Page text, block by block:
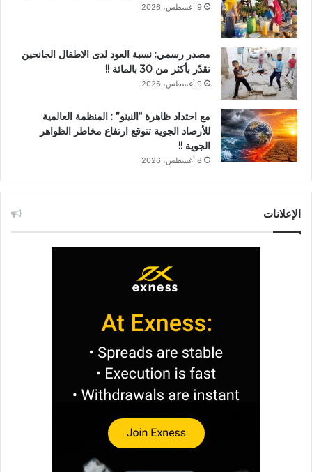
9 أغسطس، 2026
مصدر رسمي: نسبة العود لدى الاطفال الجانحين
تقدّر بأكثر من 30 بالمائة !!
9 أغسطس، 2026
مع احتداد ظاهرة “النينو” : المنظمة العالمية
للأرصاد الجوية تتوقع ارتفاع مخاطر الظواهر
الجوية !!
8 أغسطس، 2026
الإعلانات